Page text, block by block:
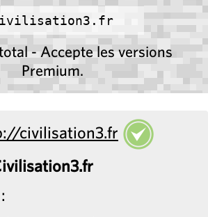
- Accepte les versions
Premium.
civilisation3.fr